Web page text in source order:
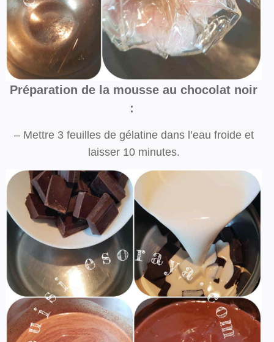
Préparation de la mousse au chocolat noir
:
– Mettre 3 feuilles de gélatine dans l’eau froide et
laisser 10 minutes.